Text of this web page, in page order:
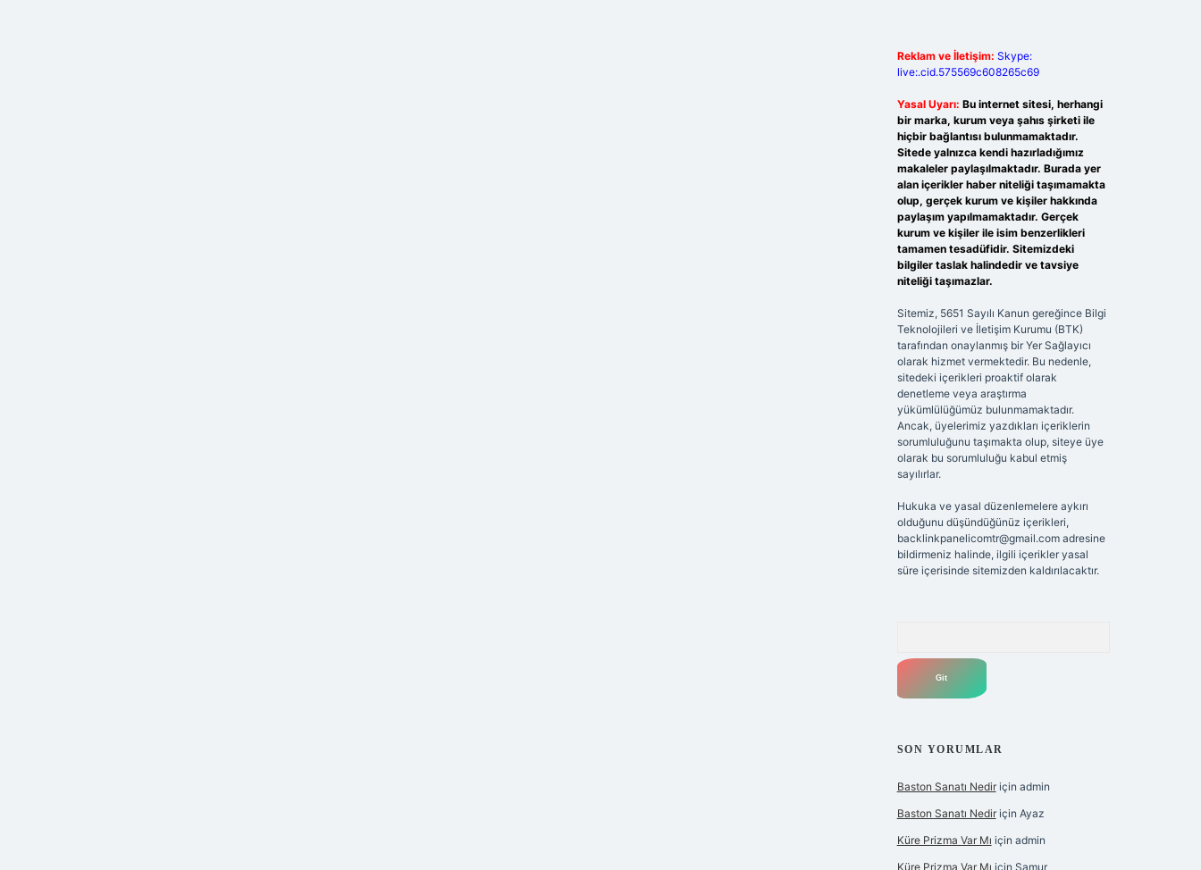
Reklam ve İletişim: Skype:
live:.cid.575569c608265c69
Yasal Uyarı: Bu internet sitesi, herhangi
bir marka, kurum veya şahıs şirketi ile
hiçbir bağlantısı bulunmamaktadır.
Sitede yalnızca kendi hazırladığımız
makaleler paylaşılmaktadır. Burada yer
alan içerikler haber niteliği taşımamakta
olup, gerçek kurum ve kişiler hakkında
paylaşım yapılmamaktadır. Gerçek
kurum ve kişiler ile isim benzerlikleri
tamamen tesadüfidir. Sitemizdeki
bilgiler taslak halindedir ve tavsiye
niteliği taşımazlar.
Sitemiz, 5651 Sayılı Kanun gereğince Bilgi
Teknolojileri ve İletişim Kurumu (BTK)
tarafından onaylanmış bir Yer Sağlayıcı
olarak hizmet vermektedir. Bu nedenle,
sitedeki içerikleri proaktif olarak
denetleme veya araştırma
yükümlülüğümüz bulunmamaktadır.
Ancak, üyelerimiz yazdıkları içeriklerin
sorumluluğunu taşımakta olup, siteye üye
olarak bu sorumluluğu kabul etmiş
sayılırlar.
Hukuka ve yasal düzenlemelere aykırı
olduğunu düşündüğünüz içerikleri,
backlinkpanelicomtr@gmail.comadresine
bildirmeniz halinde, ilgili içerikler yasal
süre içerisinde sitemizden kaldırılacaktır.
SON YORUMLAR
Baston Sanatı Nediriçin admin
Baston Sanatı Nediriçin Ayaz
Küre Prizma Var Mı için admin
Küre Prizma Var Mı için Samur